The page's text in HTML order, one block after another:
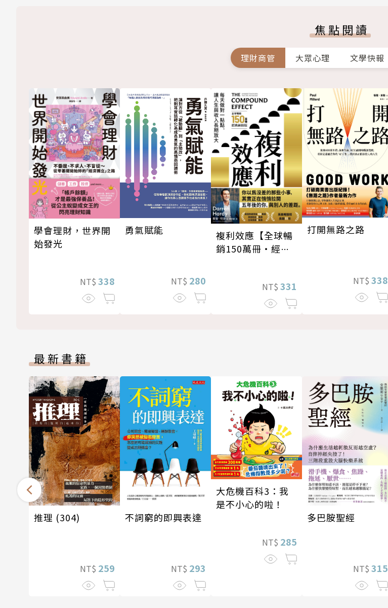
焦點閱讀
理財商管 大眾心理 文學快報
學會理財，世界開
始發光
NT$ 338
勇氣賦能
NT$ 280
複利效應【全球暢
銷150萬冊・經典
NT$ 331
打開無路之路
NT$ 338
最新書籍
推理 (304)
NT$ 259
不詞窮的即興表達
NT$ 293
大危機百科3：我
是不小心的啦！
NT$ 285
多巴胺聖經
NT$ 315